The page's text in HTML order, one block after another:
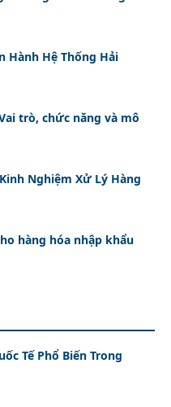
Hành Hệ Thống Hải
trò, chức năng và mô
Nghiệm Xử Lý Hàng
hàng hóa nhập khẩu
Tế Phổ Biến Trong